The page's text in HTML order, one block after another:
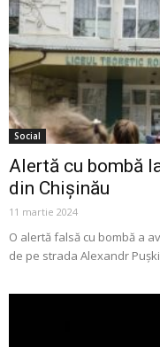
Social
Alertă cu bombă
din Chișinău
11 martie 2024
O alertă falsă cu bombă a
de pe strada Alexandr